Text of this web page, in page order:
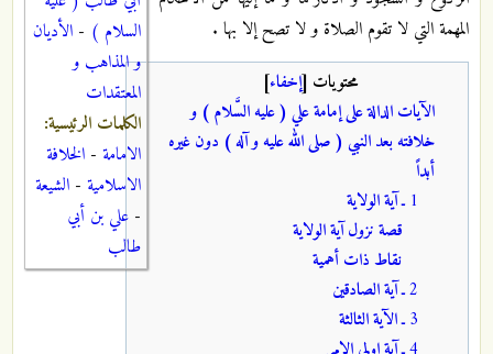
السلام ) - الأديان
و المذاهب و
المعتقدات
الكلمات الرئيسية:
الامامة - الخلافة
الاسلامية - الشيعة
- علي بن أبي
طالب
المهمة التي لا تقوم الصلاة و لا تصح إلا بها .
محتويات [إخفاء]
الآيات الدالة على إمامة علي ( عليه السَّلام ) و
خلافته بعد النبي ( صلى الله عليه و آله ) دون غيره
أبداً
1 ـ آية الولاية
قصة نزول آية الولاية
نقاط ذات أهمية
2 ـ آية الصادقين
3 ـ الآية الثالثة